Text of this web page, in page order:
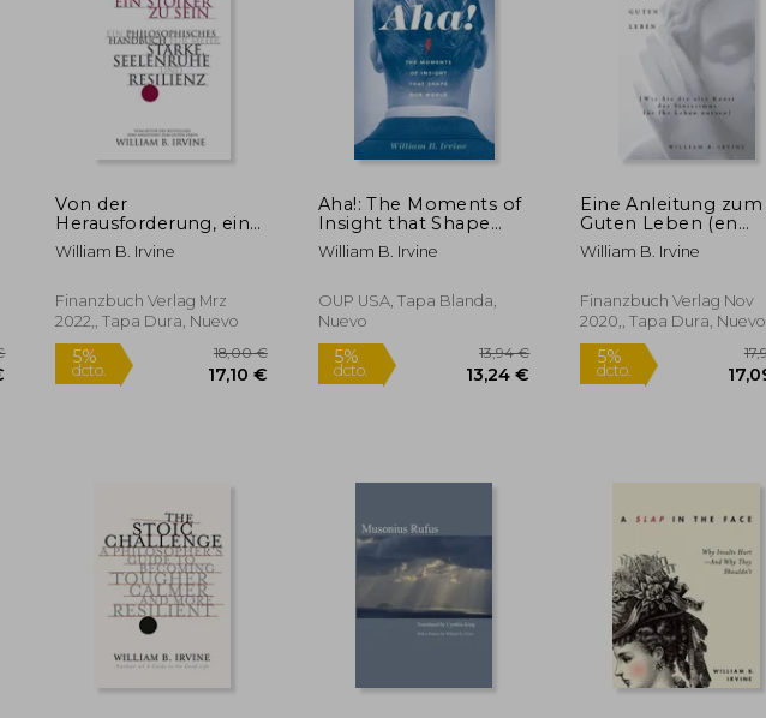
Von der
Herausforderung, ein
Stoiker zu Sein (en
Alemán)
William B. Irvine
Finanzbuch Verlag Mrz
2022,, Tapa Dura, Nuevo
5%
dcto.
Aha!: The Moments of
Insight that Shape
Our World
William B. Irvine
OUP USA, Tapa Blanda,
Nuevo
5%
dcto.
13,94 €
13,24 €
Eine Anleitung zum
Guten Leben (en
Alemán)
William B. Irvine
Finanzbuch Verlag Nov
2020,, Tapa Dura, Nuevo
5%
dcto.